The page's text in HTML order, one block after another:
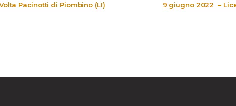
Pacinotti di Piombino (LI) 9 giugno 2022 –